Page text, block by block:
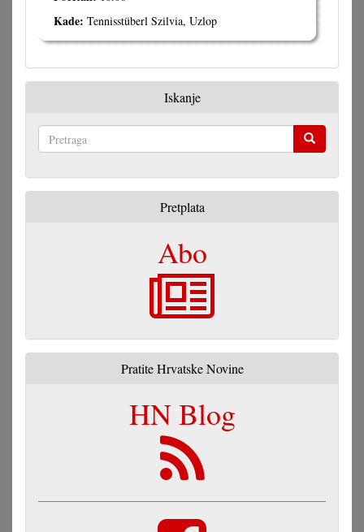
Kade: Tennisstüberl Szilvia, Uzlop
Iskanje
Pretplata
Abo
Pratite Hrvatske Novine
HN Blog